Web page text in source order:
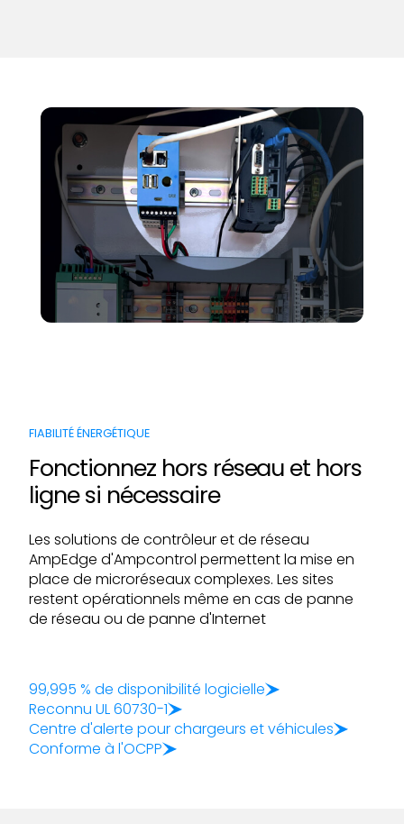
FIABILITÉ ÉNERGÉTIQUE
Fonctionnez hors réseau et hors
ligne si nécessaire
Les solutions de contrôleur et de réseau
AmpEdge d'Ampcontrol permettent la mise en
place de microréseaux complexes. Les sites
restent opérationnels même en cas de panne
de réseau ou de panne d'Internet
99,995 % de disponibilité logicielle
Reconnu UL 60730-1
Centre d'alerte pour chargeurs et véhicules
Conforme à l'OCPP